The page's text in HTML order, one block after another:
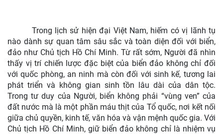
Trong lịch sử hiện đại Việt Nam, hiếm có vị lãnh tụ
nào dành sự quan tâm sâu sắc và toàn diện đối với biển,
đảo như Chủ tịch Hồ Chí Minh. Từ rất sớm, Người đã nhìn
thấy vị trí chiến lược đặc biệt của biển đảo không chỉ đối
với quốc phòng, an ninh mà còn đối với sinh kế, tương lai
phát triển và không gian sinh tồn lâu dài của dân tộc.
Trong tư duy của Người, biển không phải “vùng ven” của
đất nước mà là một phần máu thịt của Tổ quốc, nơi kết nối
giữa chủ quyền, kinh tế, văn hóa và vận mệnh quốc gia. Với
Chủ tịch Hồ Chí Minh, giữ biển đảo không chỉ là nhiệm vụ